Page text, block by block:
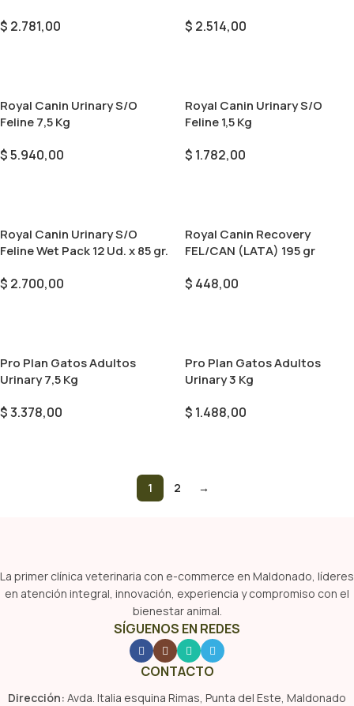
$ 2.781,00 $ 2.514,00
Royal Canin Urinary S/O
Feline 7,5 Kg
$5.940,00
Royal Canin Urinary S/O
Feline 1,5 Kg
$ 1.782,00
Royal Canin Urinary S/O
Feline Wet Pack 12 Ud. x 85 gr.
$ 2.700,00
Royal Canin Recovery
FEL/CAN (LATA) 195 gr
$ 448,00
Pro Plan Gatos Adultos
Urinary 7,5 Kg
$3.378,00
Pro Plan Gatos Adultos
Urinary 3 Kg
$ 1.488,00
1 2 →
La primer clínica veterinaria con e-commerce en Maldonado, líderes
en atención integral, innovación, experiencia y compromiso con el
bienestar animal.
SÍGUENOS EN REDES
CONTACTO
Dirección: Avda. Italia esquina Rimas, Punta del Este, Maldonado